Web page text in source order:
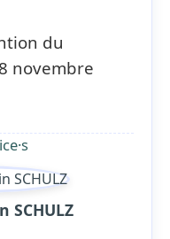
du
novembre
SCHULZ